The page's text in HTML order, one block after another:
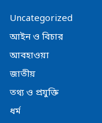
Uncategorized
আইন ও বিচার
আবহাওয়া
জাতীয়
তথ্য ও প্রযুক্তি
ধর্ম